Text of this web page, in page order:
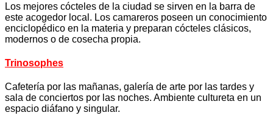
Los mejores cócteles de la ciudad se sirven en la barra de
este acogedor local. Los camareros poseen un conocimiento
enciclopédico en la materia y preparan cócteles clásicos,
modernos o de cosecha propia.
Trinosophes
Cafetería por las mañanas, galería de arte por las tardes y
sala de conciertos por las noches. Ambiente cultureta en un
espacio diáfano y singular.